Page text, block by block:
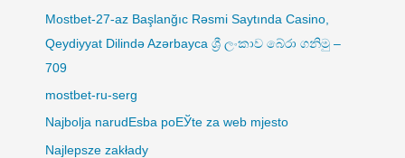
Mostbet-27-az Başlanğıc Rəsmi Saytında Casino,
Qeydiyyat Dilində Azərbayca ශ්‍රී ලංකාව බේරා ගනිමු –
709
mostbet-ru-serg
Najbolja narudЕѕba poЕЎte za web mjesto
Najlepsze zakłady